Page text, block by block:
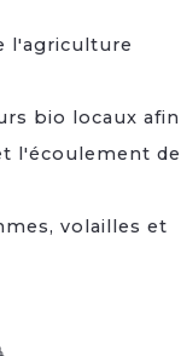
l'agriculture
bio locaux afin
l'écoulement de
volailles et